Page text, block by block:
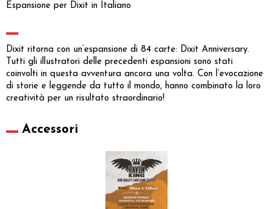
Espansione per Dixit in Italiano
Dixit ritorna con un’espansione di 84 carte: Dixit Anniversary.
Tutti gli illustratori delle precedenti espansioni sono stati
coinvolti in questa avventura ancora una volta. Con l’evocazione
di storie e leggende da tutto il mondo, hanno combinato la loro
creatività per un risultato straordinario!
Accessori